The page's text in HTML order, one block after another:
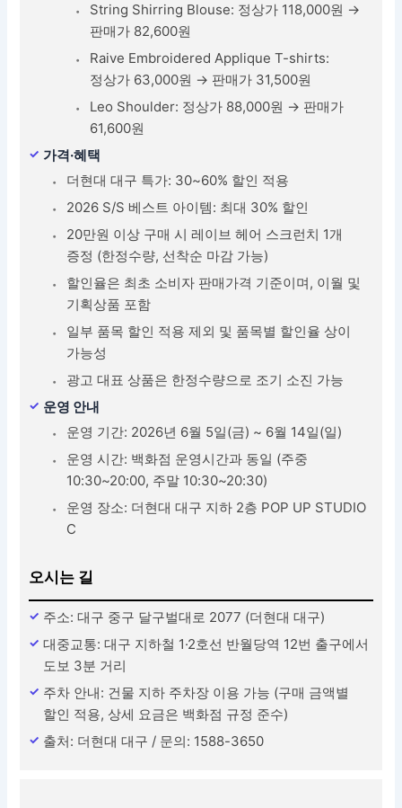
String Shirring Blouse: 정상가 118,000원 →
판매가 82,600원
Raive Embroidered Applique T-shirts:
정상가 63,000원 → 판매가 31,500원
Leo Shoulder: 정상가 88,000원 → 판매가
61,600원
가격·혜택
더현대 대구 특가: 30~60% 할인 적용
2026 S/S 베스트 아이템: 최대 30% 할인
20만원 이상 구매 시 레이브 헤어 스크런치 1개
증정 (한정수량, 선착순 마감 가능)
할인율은 최초 소비자 판매가격 기준이며, 이월 및
기획상품 포함
일부 품목 할인 적용 제외 및 품목별 할인율 상이
가능성
광고 대표 상품은 한정수량으로 조기 소진 가능
운영 안내
운영 기간: 2026년 6월 5일(금) ~ 6월 14일(일)
운영 시간: 백화점 운영시간과 동일 (주중
10:30~20:00, 주말 10:30~20:30)
운영 장소: 더현대 대구 지하 2층 POP UP STUDIO
C
오시는 길
주소: 대구 중구 달구벌대로 2077 (더현대 대구)
대중교통: 대구 지하철 1·2호선 반월당역 12번 출구에서
도보 3분 거리
주차 안내: 건물 지하 주차장 이용 가능 (구매 금액별
할인 적용, 상세 요금은 백화점 규정 준수)
출처: 더현대 대구 / 문의: 1588-3650